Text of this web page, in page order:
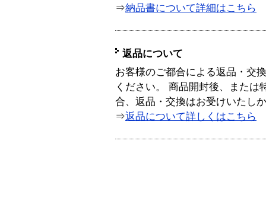
⇒納品書について詳細はこちら
返品について
お客様のご都合による返品・交
ください。 商品開封後、または
合、返品・交換はお受けいたし
⇒返品について詳しくはこちら